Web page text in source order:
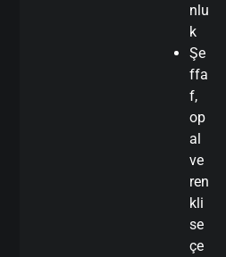
nlu
k
Şe
ffa
f,
op
al
ve
ren
kli
se
çe